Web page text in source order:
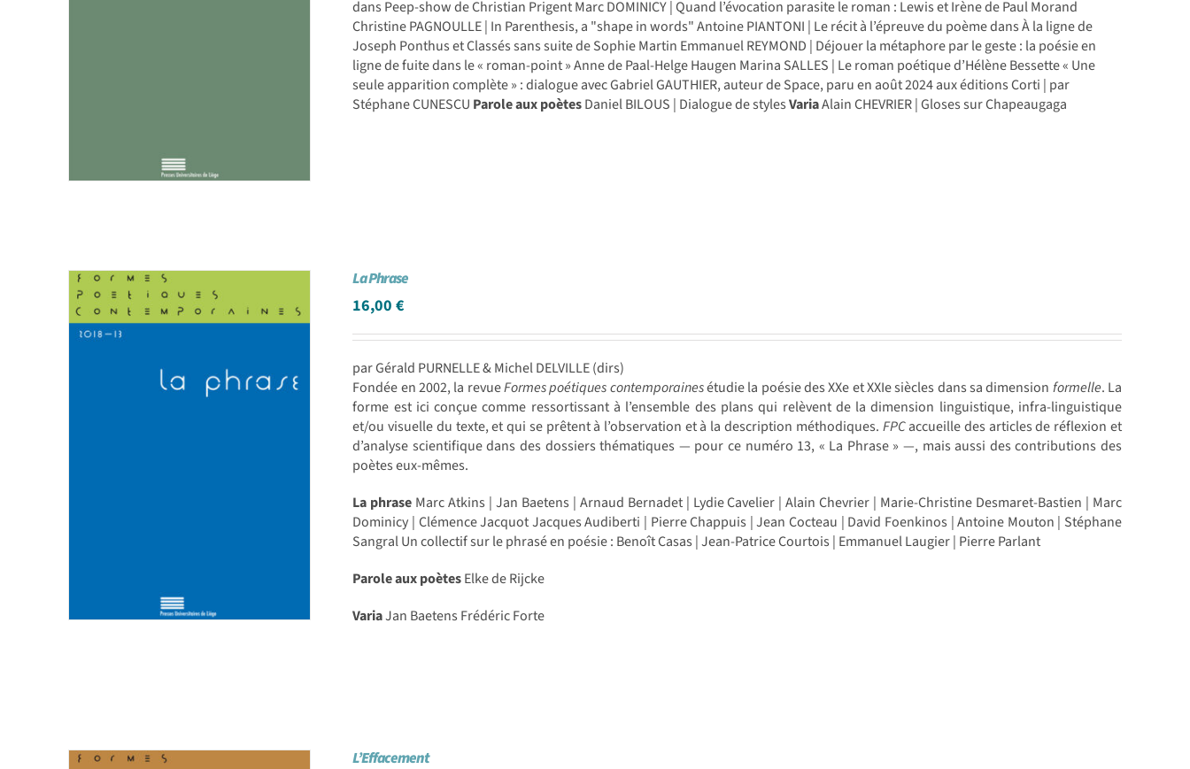
dans Peep-show de Christian Prigent Marc DOMINICY | Quand l’évocation parasite le roman : Lewis et Irène de Paul Morand
Christine PAGNOULLE | In Parenthesis, a "shape in words" Antoine PIANTONI | Le récit à l’épreuve du poème dans À la ligne de
Joseph Ponthus et Classés sans suite de Sophie Martin Emmanuel REYMOND | Déjouer la métaphore par le geste : la poésie en
ligne de fuite dans le « roman-point » Anne de Paal-Helge Haugen Marina SALLES | Le roman poétique d’Hélène Bessette « Une
seule apparition complète » : dialogue avec Gabriel GAUTHIER, auteur de Space, paru en août 2024 aux éditions Corti | par
Stéphane CUNESCU Parole aux poètesDaniel BILOUS | Dialogue de stylesVariaAlain CHEVRIER | Gloses sur Chapeaugaga
La Phrase
16,00€
par Gérald PURNELLE & Michel DELVILLE (dirs)
Fondée en 2002, la revueFormes poétiques contemporainesétudie la poésie des XXe et XXIe siècles dans sa dimension formelle. La
forme est ici conçue comme ressortissant à l’ensemble des plans qui relèvent de la dimension linguistique, infra-linguistique
et/ou visuelle du texte, et qui se prêtent à l’observation et à la description méthodiques. FPCaccueille des articles de réflexion et
d’analyse scientifique dans des dossiers thématiques — pour ce numéro 13, « La Phrase » —, mais aussi des contributions des
poètes eux-mêmes.
La phrase Marc Atkins | Jan Baetens | Arnaud Bernadet | Lydie Cavelier | Alain Chevrier | Marie-Christine Desmaret-Bastien | Marc
Dominicy | Clémence Jacquot Jacques Audiberti | Pierre Chappuis | Jean Cocteau | David Foenkinos | Antoine Mouton | Stéphane
Sangral Un collectif sur le phrasé en poésie : Benoît Casas | Jean-Patrice Courtois | Emmanuel Laugier | Pierre Parlant
Parole aux poètesElke de Rijcke
VariaJan Baetens Frédéric Forte
L’Effacement